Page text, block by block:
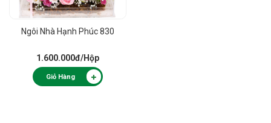
Ngôi Nhà Hạnh Phúc 830
1.600.000đ/Hộp
Giỏ Hàng